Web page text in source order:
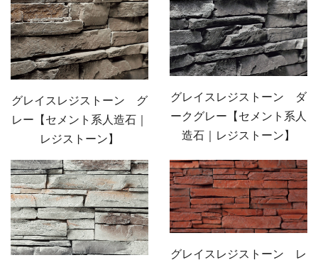
グレイスレジストーン グ
レー【セメント系人造石｜
レジストーン】
グレイスレジストーン ダ
ークグレー【セメント系人
造石｜レジストーン】
グレイスレジストーン レ